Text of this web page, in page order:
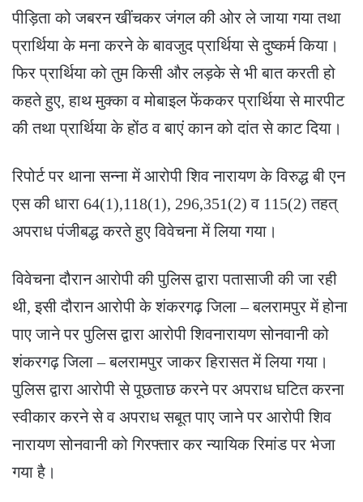
पीड़िता को जबरन खींचकर जंगल की ओर ले जाया गया तथा
प्रार्थिया के मना करने के बावजुद प्रार्थिया से दुष्कर्म किया।
फिर प्रार्थिया को तुम किसी और लड़के से भी बात करती हो
कहते हुए, हाथ मुक्का व मोबाइल फेंककर प्रार्थिया से मारपीट
की तथा प्रार्थिया के होंठ व बाएं कान को दांत से काट दिया।
रिपोर्ट पर थाना सन्ना में आरोपी शिव नारायण के विरुद्ध बी एन
एस की धारा 64(1),118(1), 296,351(2) व 115(2) तहत्
अपराध पंजीबद्ध करते हुए विवेचना में लिया गया।
विवेचना दौरान आरोपी की पुलिस द्वारा पतासाजी की जा रही
थी, इसी दौरान आरोपी के शंकरगढ़ जिला – बलरामपुर में होना
पाए जाने पर पुलिस द्वारा आरोपी शिवनारायण सोनवानी को
शंकरगढ़ जिला – बलरामपुर जाकर हिरासत में लिया गया।
पुलिस द्वारा आरोपी से पूछताछ करने पर अपराध घटित करना
स्वीकार करने से व अपराध सबूत पाए जाने पर आरोपी शिव
नारायण सोनवानी को गिरफ्तार कर न्यायिक रिमांड पर भेजा
गया है।